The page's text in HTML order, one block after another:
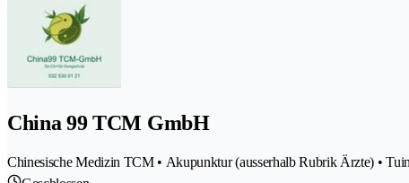
China 99 TCM GmbH
Chinesische Medizin TCM • Akupunktur (ausserhalb Rubrik Ärzte) •